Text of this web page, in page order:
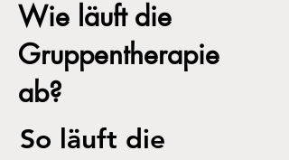
Wie läuft die
Gruppentherapie
ab?
So läuft die